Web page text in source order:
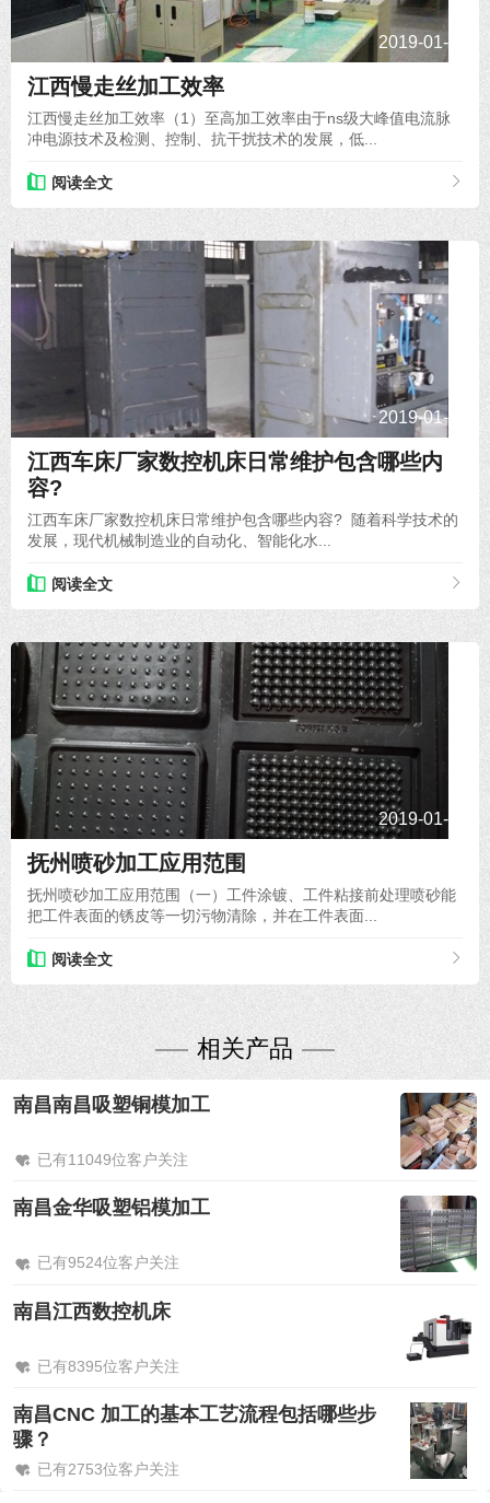
2019-01-23
江西慢走丝加工效率
江西慢走丝加工效率（1）至高加工效率由于ns级大峰值电流脉
冲电源技术及检测、控制、抗干扰技术的发展，低...
阅读全文
2019-01-23
江西车床厂家数控机床日常维护包含哪些内
容?
江西车床厂家数控机床日常维护包含哪些内容? 随着科学技术的
发展，现代机械制造业的自动化、智能化水...
阅读全文
2019-01-23
抚州喷砂加工​应用范围
抚州喷砂加工应用范围（一）工件涂镀、工件粘接前处理喷砂能
把工件表面的锈皮等一切污物清除，并在工件表面...
阅读全文
相关产品
南昌南昌吸塑铜模加工
已有11049位客户关注
南昌金华吸塑铝模加工
已有9524位客户关注
南昌江西数控机床
已有8395位客户关注
南昌CNC 加工的基本工艺流程包括哪些步
骤？
已有2753位客户关注